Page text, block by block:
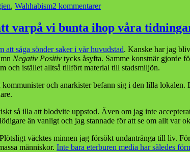
, Wahhabism2 kommentarertill
felprioriteringar
religiösa
gör
varpå vi bunta ihop våra
att såga sönder saker i vår huvudstad. Kanske har jag
Negativ Positiv tycks åsyfta. Samme konstnär gjorde
och istället alltså tillfört material till stadsmiljön.
och anarkister befann sig i den lilla lokalen.
så illa att blodvite uppstod. Även om jag inte
än vanligt och jag stannade för att se om allt var
väcktes minnen jag försökt undantränga till liv.
människor. Inte bara eterburen media har således